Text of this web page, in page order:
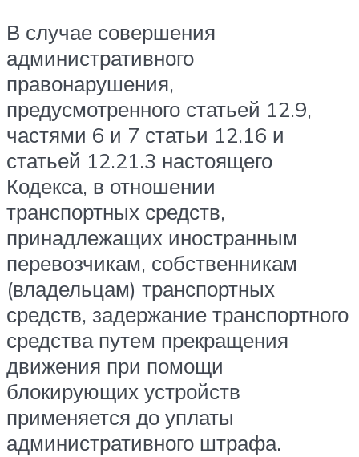
В случае совершения
административного
правонарушения,
предусмотренного статьей 12.9,
частями 6 и 7 статьи 12.16 и
статьей 12.21.3 настоящего
Кодекса, в отношении
транспортных средств,
принадлежащих иностранным
перевозчикам, собственникам
(владельцам) транспортных
средств, задержание транспортного
средства путем прекращения
движения при помощи
блокирующих устройств
применяется до уплаты
административного штрафа.